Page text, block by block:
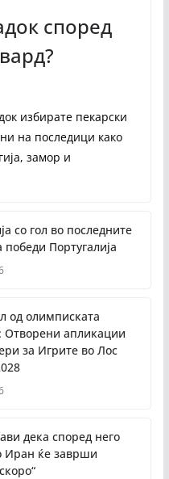
според
избирате пекарски
на последици како
замор и
со гол во последните
победи Португалија
од олимписката
Отворени апликации
за Игрите во Лос
дека според него
Иран ќе заврши